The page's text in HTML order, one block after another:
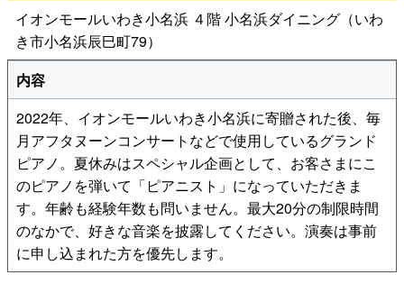
イオンモールいわき小名浜 ４階 小名浜ダイニング（いわ
き市小名浜辰巳町79）
内容
2022年、イオンモールいわき小名浜に寄贈された後、毎
月アフタヌーンコンサートなどで使用しているグランド
ピアノ。夏休みはスペシャル企画として、お客さまにこ
のピアノを弾いて「ピアニスト」になっていただきま
す。年齢も経験年数も問いません。最大20分の制限時間
のなかで、好きな音楽を披露してください。演奏は事前
に申し込まれた方を優先します。